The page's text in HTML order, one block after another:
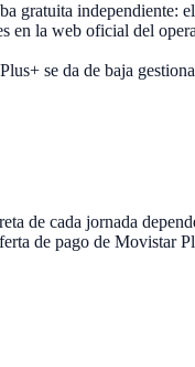
gratuita independiente:
en la web oficial del
se da de baja
de cada jornada
de pago de Movistar